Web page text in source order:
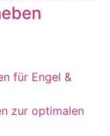
für Engel &
zur optimalen